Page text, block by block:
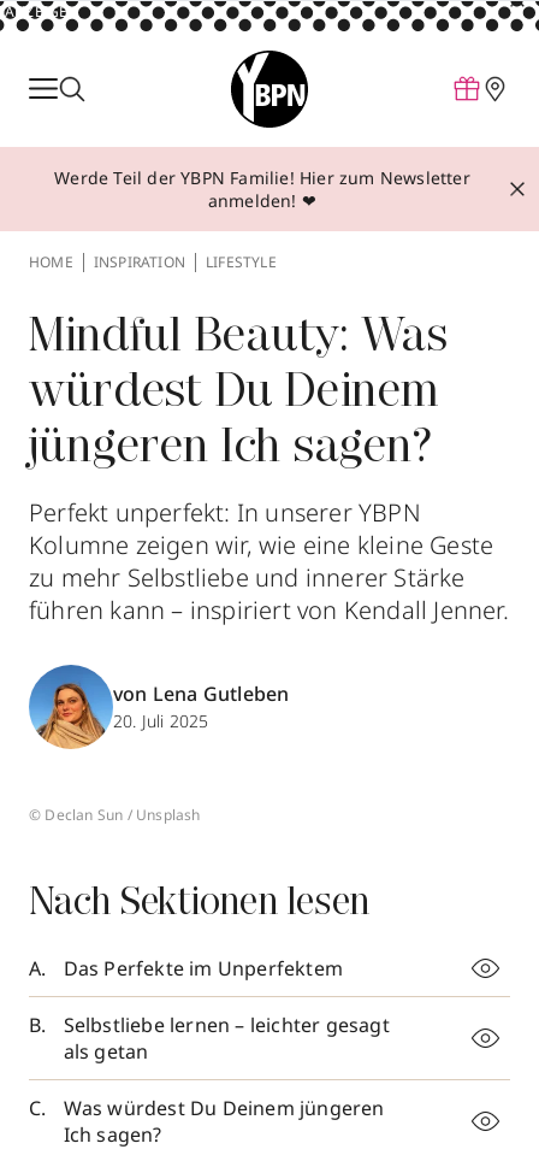
ANZEIGE
Parfum
Make-up
Behandlungen
Über YBPN
Aktionen
Storefinder
Werde Teil der YBPN Familie! Hier zum Newsletter
anmelden! ❤
HOME INSPIRATION LIFESTYLE
Mindful Beauty: Was
würdest Du Deinem
jüngeren Ich sagen?
Perfekt unperfekt: In unserer YBPN
Kolumne zeigen wir, wie eine kleine Geste
zu mehr Selbstliebe und innerer Stärke
führen kann – inspiriert von Kendall Jenner.
von Lena Gutleben
20. Juli 2025
© Declan Sun / Unsplash
Nach Sektionen lesen
Das Perfekte im Unperfektem
Selbstliebe lernen – leichter gesagt
als getan
Was würdest Du Deinem jüngeren
Ich sagen?